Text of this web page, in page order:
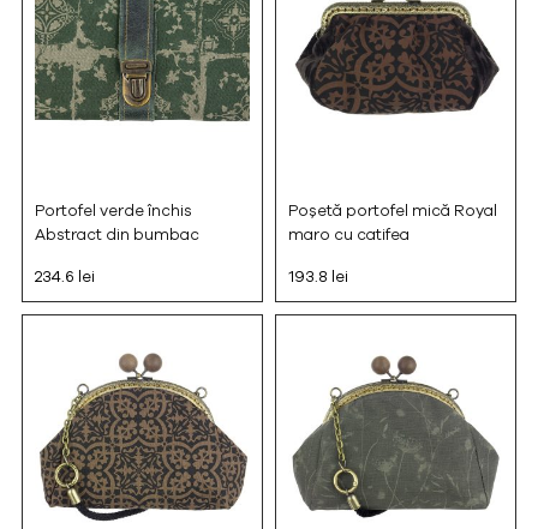
Portofel verde închis
Abstract din bumbac
234.6 lei
Poșetă portofel mică Royal
maro cu catifea
193.8 lei